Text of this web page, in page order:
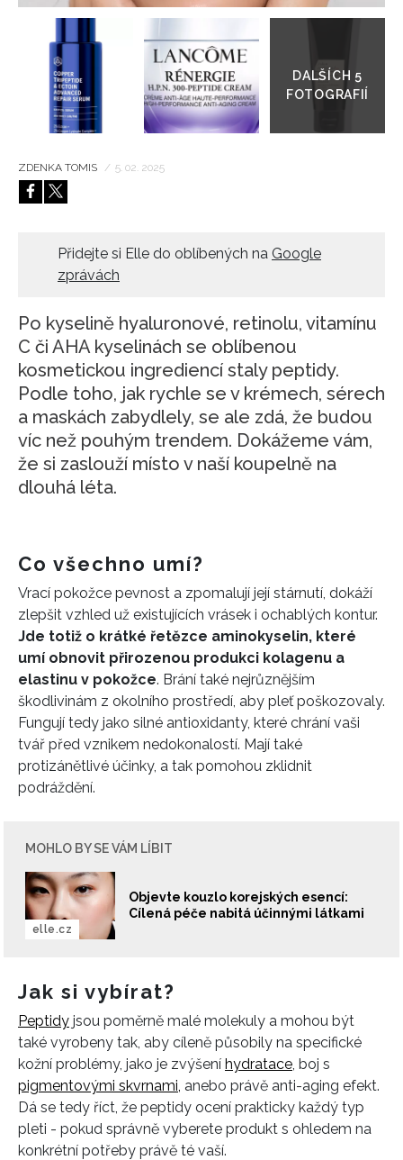
galerie
ZDENKA TOMIS / 5. 02. 2025
Přidejte si Elle do oblíbených na Google
zprávách
Po kyselině hyaluronové, retinolu, vitamínu
C či AHA kyselinách se oblíbenou
kosmetickou ingrediencí staly peptidy.
Podle toho, jak rychle se v krémech, sérech
a maskách zabydlely, se ale zdá, že budou
víc než pouhým trendem. Dokážeme vám,
že si zaslouží místo v naší koupelně na
dlouhá léta.
Co všechno umí?
Vrací pokožce pevnost a zpomalují její stárnutí, dokáží
zlepšit vzhled už existujících vrásek i ochablých kontur.
Jde totiž o krátké řetězce aminokyselin, které
umí obnovit přirozenou produkci kolagenu a
elastinu v pokožce. Brání také nejrůznějším
škodlivinám z okolního prostředí, aby pleť poškozovaly.
Fungují tedy jako silné antioxidanty, které chrání vaši
tvář před vznikem nedokonalostí. Mají také
protizánětlivé účinky, a tak pomohou zklidnit
podráždění.
MOHLO BY SE VÁM LÍBIT
Objevte kouzlo korejských esencí:
Cílená péče nabitá účinnými látkami
elle.cz
Jak si vybírat?
Peptidy jsou poměrně malé molekuly a mohou být
také vyrobeny tak, aby cíleně působily na specifické
kožní problémy, jako je zvýšení hydratace , boj s
pigmentovými skvrnami, anebo právě anti-aging efekt.
Dá se tedy říct, že peptidy ocení prakticky každý typ
pleti - pokud správně vyberete produkt s ohledem na
konkrétní potřeby právě té vaší.